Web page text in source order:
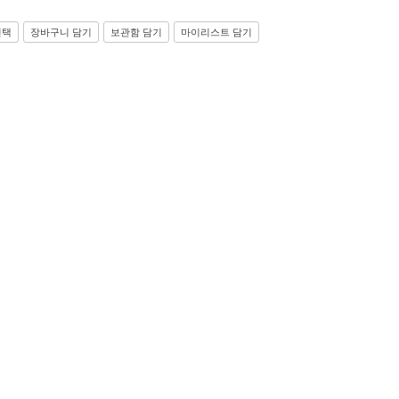
장바구니 담기 보관함 담기 마이리스트 담기